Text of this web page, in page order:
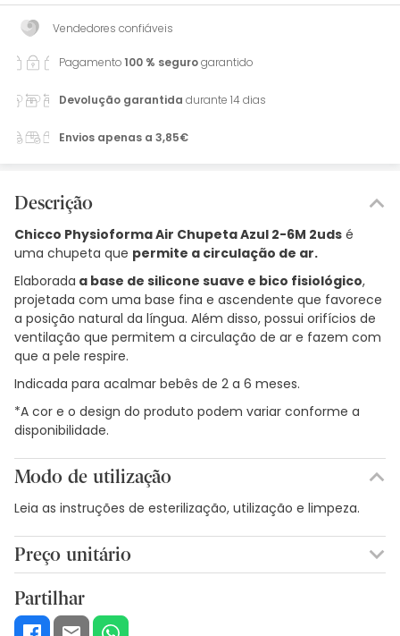
Vendedores confiáveis
Pagamento100 % segurogarantido
Devolução garantida durante 14 dias
Envios apenas a 3,85€
Descrição
Chicco Physioforma Air Chupeta Azul 2-6M 2uds é
uma chupeta que permite a circulação de ar.
Elaborada a base de silicone suave e bico fisiológico,
projetada com uma base fina e ascendente que favorece
a posição natural da língua. Além disso, possui orifícios de
ventilação que permitem a circulação de ar e fazem com
que a pele respire.
Indicada para acalmar bebês de 2 a 6 meses.
*A cor e o design do produto podem variar conforme a
disponibilidade.
Modo de utilização
Leia as instruções de esterilização, utilização e limpeza.
Preço unitário
Partilhar